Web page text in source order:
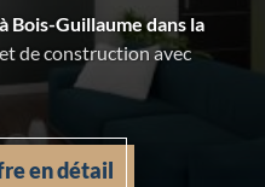
Bois-Guillaume dans la
de construction avec
en détail